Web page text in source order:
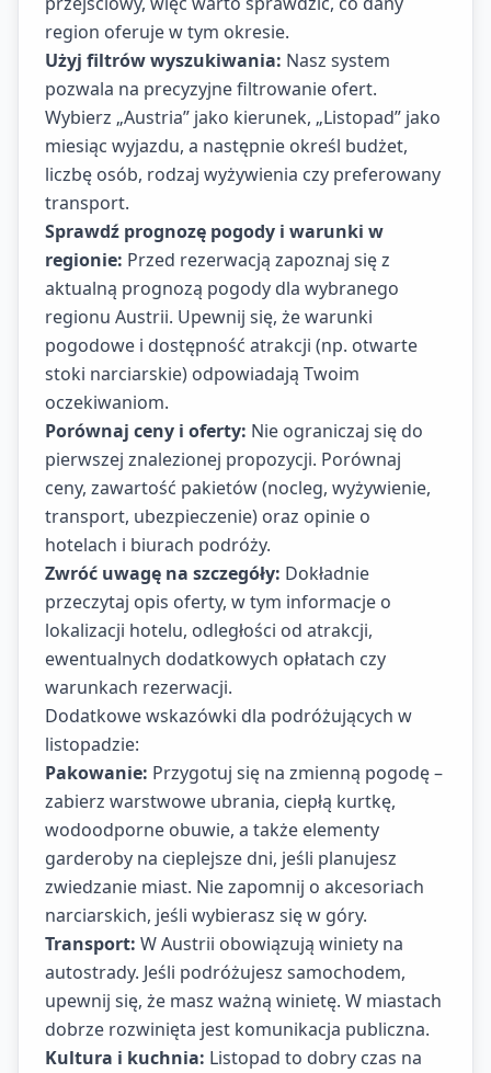
region oferuje w tym okresie.
Użyj filtrów wyszukiwania: Nasz system
pozwala na precyzyjne filtrowanie ofert.
Wybierz „Austria” jako kierunek, „Listopad” jako
miesiąc wyjazdu, a następnie określ budżet,
liczbę osób, rodzaj wyżywienia czy preferowany
transport.
Sprawdź prognozę pogody i warunki w
regionie: Przed rezerwacją zapoznaj się z
aktualną prognozą pogody dla wybranego
regionu Austrii. Upewnij się, że warunki
pogodowe i dostępność atrakcji (np. otwarte
stoki narciarskie) odpowiadają Twoim
oczekiwaniom.
Porównaj ceny i oferty: Nie ograniczaj się do
pierwszej znalezionej propozycji. Porównaj
ceny, zawartość pakietów (nocleg, wyżywienie,
transport, ubezpieczenie) oraz opinie o
hotelach i biurach podróży.
Zwróć uwagę na szczegóły: Dokładnie
przeczytaj opis oferty, w tym informacje o
lokalizacji hotelu, odległości od atrakcji,
ewentualnych dodatkowych opłatach czy
warunkach rezerwacji.
Dodatkowe wskazówki dla podróżujących w
listopadzie:
Pakowanie: Przygotuj się na zmienną pogodę –
zabierz warstwowe ubrania, ciepłą kurtkę,
wodoodporne obuwie, a także elementy
garderoby na cieplejsze dni, jeśli planujesz
zwiedzanie miast. Nie zapomnij o akcesoriach
narciarskich, jeśli wybierasz się w góry.
Transport: W Austrii obowiązują winiety na
autostrady. Jeśli podróżujesz samochodem,
upewnij się, że masz ważną winietę. W miastach
dobrze rozwinięta jest komunikacja publiczna.
Kultura i kuchnia: Listopad to dobry czas na